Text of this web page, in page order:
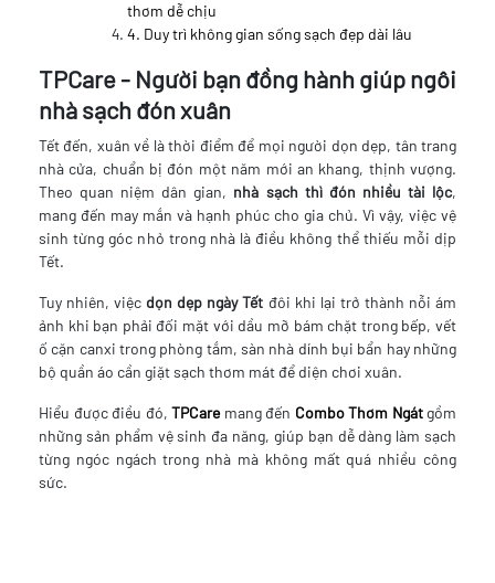
thơm dễ chịu
4. Duy trì không gian sống sạch đẹp dài lâu
TPCare - Người bạn đồng hành giúp ngôi
nhà sạch đón xuân
Tết đến, xuân về là thời điểm để mọi người dọn dẹp, tân trang
nhà cửa, chuẩn bị đón một năm mới an khang, thịnh vượng.
Theo quan niệm dân gian, nhà sạch thì đón nhiều tài lộc,
mang đến may mắn và hạnh phúc cho gia chủ. Vì vậy, việc vệ
sinh từng góc nhỏ trong nhà là điều không thể thiếu mỗi dịp
Tết.
Tuy nhiên, việc dọn dẹp ngày Tết đôi khi lại trở thành nỗi ám
ảnh khi bạn phải đối mặt với dầu mỡ bám chặt trong bếp, vết
ố cặn canxi trong phòng tắm, sàn nhà dính bụi bẩn hay những
bộ quần áo cần giặt sạch thơm mát để diện chơi xuân.
Hiểu được điều đó, TPCaremang đến Combo Thơm Ngátgồm
những sản phẩm vệ sinh đa năng, giúp bạn dễ dàng làm sạch
từng ngóc ngách trong nhà mà không mất quá nhiều công
sức.